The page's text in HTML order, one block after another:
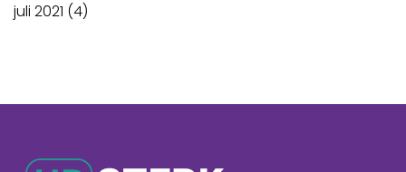
juli 2021 (4)